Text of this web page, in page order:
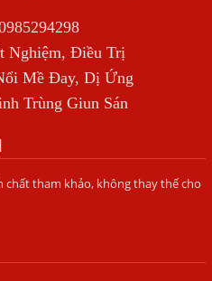
Khỏi
VIÊM MÀNG NÃO DO AMIP
Ký Sinh Trùng Giun Sán
Ngứa Kéo Dài Do Nhiễm Giun
Nghiệm, Điều Trị
Mề Đay, Dị Ứng
Trùng Giun Sán
chất tham khảo, không thay thế cho